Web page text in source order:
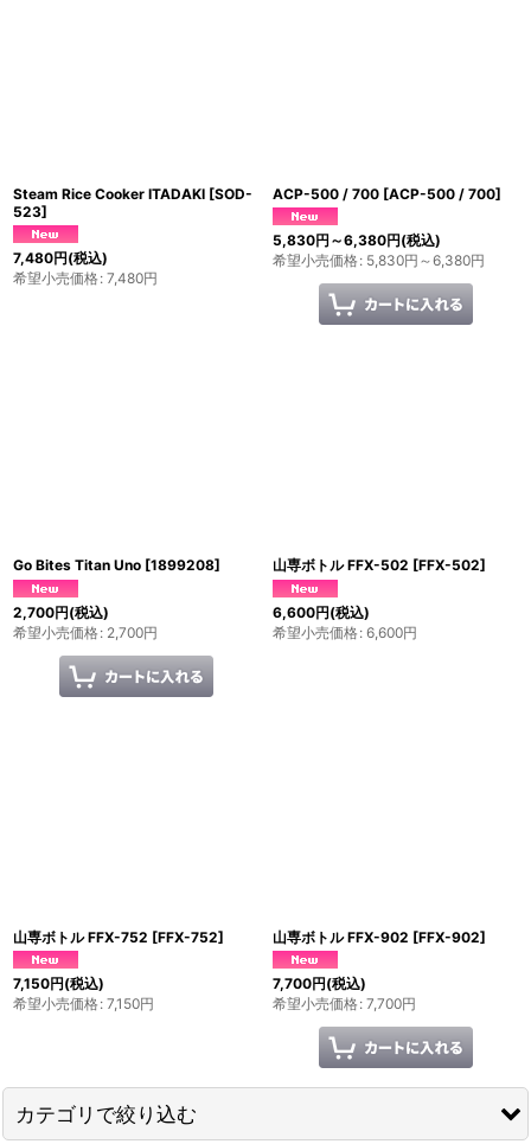
Steam Rice Cooker ITADAKI [SOD-
523]
7,480円(税込)
希望小売価格: 7,480円
ACP-500 / 700 [ACP-500 / 700]
5,830円 ～6,380円(税込)
希望小売価格: 5,830円 ～6,380円
Go Bites Titan Uno [1899208]
2,700円(税込)
希望小売価格: 2,700円
山専ボトル FFX-502 [FFX-502]
6,600円(税込)
希望小売価格: 6,600円
山専ボトル FFX-752 [FFX-752]
7,150円(税込)
希望小売価格: 7,150円
山専ボトル FFX-902 [FFX-902]
7,700円(税込)
希望小売価格: 7,700円
カテゴリで絞り込む